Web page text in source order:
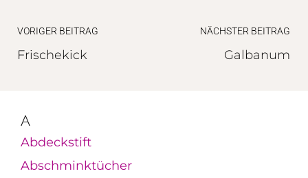
VORIGER BEITRAG
Frischekick
NÄCHSTER BEITRAG
Galbanum
A
Abdeckstift
Abschminktücher